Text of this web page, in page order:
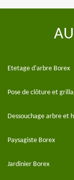
Etetage d'arbre Borex
Pose de clôture et
Dessouchage arbre et
Paysagiste Borex
Jardinier Borex